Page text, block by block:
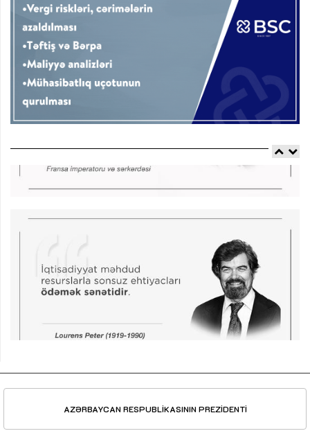
AZƏRBAYCAN RESPUBLİKASININ PREZİDENTİ